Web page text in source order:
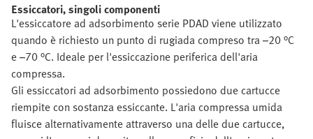
Essiccatori, singoli componenti
L'essiccatore ad adsorbimento serie PDAD viene utilizzato
quando è richiesto un punto di rugiada compreso tra –20 °C
e –70 °C. Ideale per l'essiccazione periferica dell'aria
compressa.
Gli essiccatori ad adsorbimento possiedono due cartucce
riempite con sostanza essiccante. L'aria compressa umida
fluisce alternativamente attraverso una delle due cartucce,